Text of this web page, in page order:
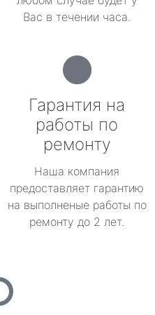
Вас в течении часа.
Гарантия на
работы по
ремонту
Наша компания
предоставляет гарантию
на выполненые работы по
ремонту до 2 лет.